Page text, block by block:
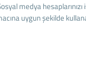
medya
uygun şekilde